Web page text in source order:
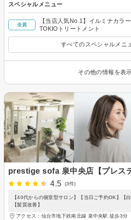
スペシャルメニュー
全員
【当店人気No.1】イルミナカラ
TOKIOトリートメント
すべてのスペシャルメニ
その他の情報を表
prestige sofa 泉中央店【プレス
4.5
(3件)
【40代からの個室型サロン】【当日ご予約OK】【
【髪質改善】
アクセス：仙台市地下鉄南北線 泉中央駅 徒歩3分